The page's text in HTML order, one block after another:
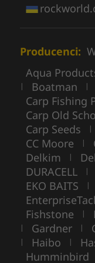
Producenci:
Aqua
| Boatman |
Carp Fishing
Carp Old
Carp Seeds |
CC Moore |
Delkim |
DURACELL |
EKO BAITS |
Fishstone |
| Gardner |
| Haibo |
Humminbird